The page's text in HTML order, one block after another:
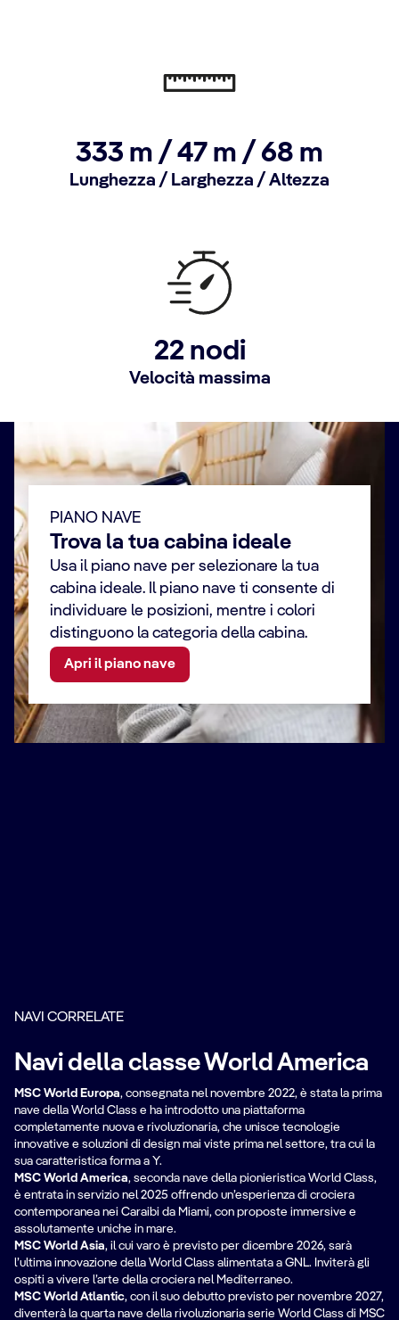
333 m / 47 m / 68 m
Lunghezza / Larghezza / Altezza
22 nodi
Velocità massima
PIANO NAVE
Trova la tua cabina ideale
Usa il piano nave per selezionare la tua
cabina ideale. Il piano nave ti consente di
individuare le posizioni, mentre i colori
distinguono la categoria della cabina.
Apri il piano nave
NAVI CORRELATE
Navi della classe World America
MSC World Europa, consegnata nel novembre 2022, è stata la prima
nave della World Class e ha introdotto una piattaforma
completamente nuova e rivoluzionaria, che unisce tecnologie
innovative e soluzioni di design mai viste prima nel settore, tra cui la
sua caratteristica forma a Y.
MSC World America, seconda nave della pionieristica World Class,
è entrata in servizio nel 2025 offrendo un’esperienza di crociera
contemporanea nei Caraibi da Miami, con proposte immersive e
assolutamente uniche in mare.
MSC World Asia, il cui varo è previsto per dicembre 2026, sarà
l’ultima innovazione della World Class alimentata a GNL. Inviterà gli
ospiti a vivere l’arte della crociera nel Mediterraneo.
MSC World Atlantic, con il suo debutto previsto per novembre 2027,
diventerà la quarta nave della rivoluzionaria serie World Class di MSC